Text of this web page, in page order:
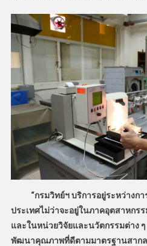
“กรมวิทย์ฯ บริการอยู่ระหว่างก
ประเทศไม่ว่าจะอยู่ในภาคอุตสาหกร
และในหน่วยวิจัยและนวัตกรรมต่าง
พัฒนาคุณภาพที่ดีตามมาตรฐานสากล